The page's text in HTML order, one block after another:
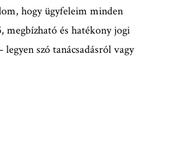
hogy ügyfeleim minden
megbízható és hatékony jogi
szó tanácsadásról vagy